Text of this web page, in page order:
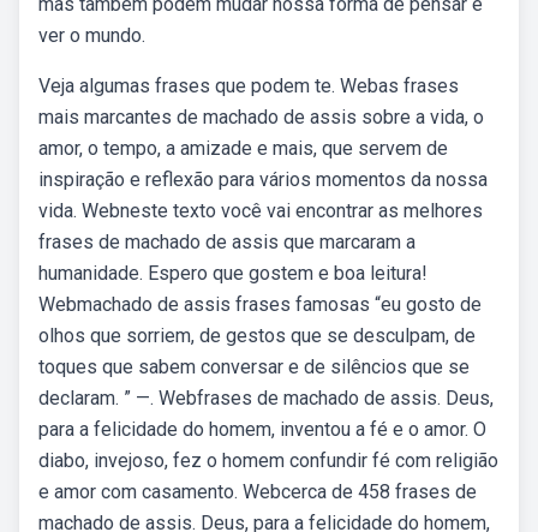
ver o mundo.
Veja algumas frases que podem te. Webas frases
mais marcantes de machado de assis sobre a vida, o
amor, o tempo, a amizade e mais, que servem de
inspiração e reflexão para vários momentos da nossa
vida. Webneste texto você vai encontrar as melhores
frases de machado de assis que marcaram a
humanidade. Espero que gostem e boa leitura!
Webmachado de assis frases famosas “eu gosto de
olhos que sorriem, de gestos que se desculpam, de
toques que sabem conversar e de silêncios que se
declaram. ” —. Webfrases de machado de assis. Deus,
para a felicidade do homem, inventou a fé e o amor. O
diabo, invejoso, fez o homem confundir fé com religião
e amor com casamento. Webcerca de 458 frases de
machado de assis. Deus, para a felicidade do homem,